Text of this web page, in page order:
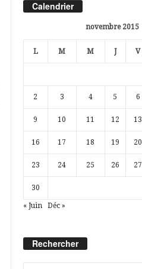
Calendrier
novembre 2015
L M M J V
2 3 4 5 6
9 10 11 12 13
16 17 18 19 20
23 24 25 26 27
30
« Juin Déc »
Rechercher